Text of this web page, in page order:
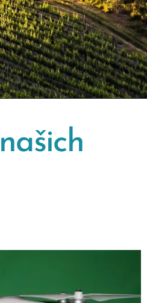
našich